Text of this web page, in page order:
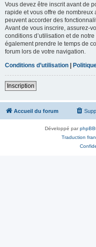
Vous devez être inscrit avant de
rapide et vous offre de
peuvent accorder des
Avant de vous inscrire, assurez-
conditions d’utilisation et de
également prendre le temps de
forum lors de votre navigation.
Conditions d’utilisation |
Inscription
Accueil du forum
Développé parphpBB
Traduction